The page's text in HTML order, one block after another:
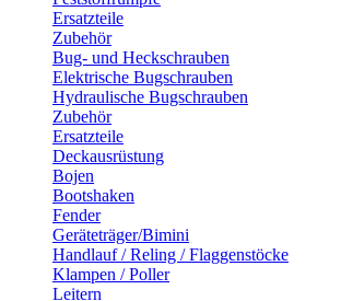
Ersatzteile
Zubehör
Bug- und Heckschrauben
Elektrische Bugschrauben
Hydraulische Bugschrauben
Zubehör
Ersatzteile
Deckausrüstung
Bojen
Bootshaken
Fender
Geräteträger/Bimini
Handlauf / Reling / Flaggenstöcke
Klampen / Poller
Leitern